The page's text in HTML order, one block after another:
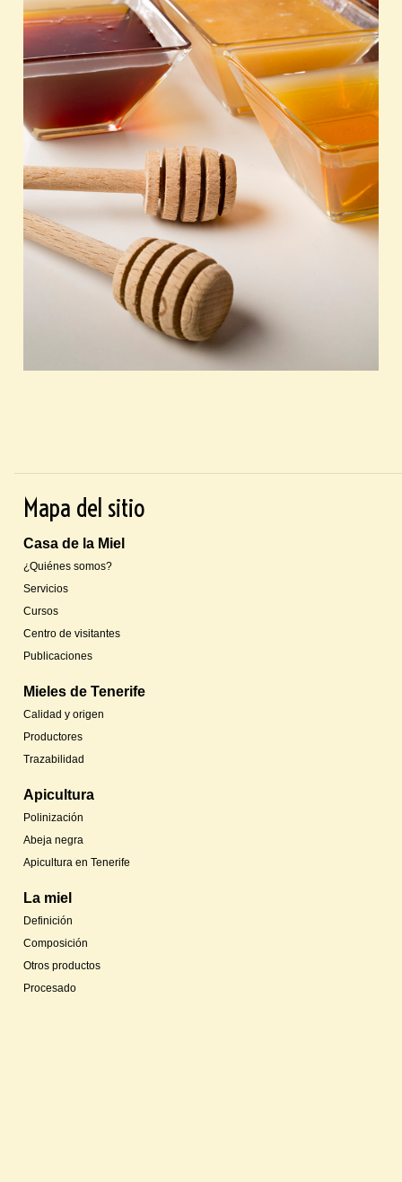
Mapa del sitio
Casa de la Miel
¿Quiénes somos?
Servicios
Cursos
Centro de visitantes
Publicaciones
Mieles de Tenerife
Calidad y origen
Productores
Trazabilidad
Apicultura
Polinización
Abeja negra
Apicultura en Tenerife
La miel
Definición
Composición
Otros productos
Procesado